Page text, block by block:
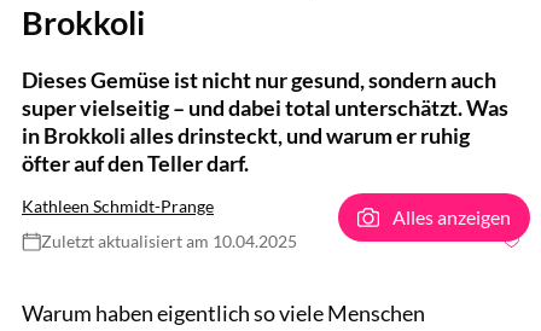
Brokkoli
Dieses Gemüse ist nicht nur gesund, sondern auch
super vielseitig – und dabei total unterschätzt. Was
in Brokkoli alles drinsteckt, und warum er ruhig
öfter auf den Teller darf.
Kathleen Schmidt-Prange
Zuletzt aktualisiert am 10.04.2025
Alles anzeigen
Warum haben eigentlich so viele Menschen